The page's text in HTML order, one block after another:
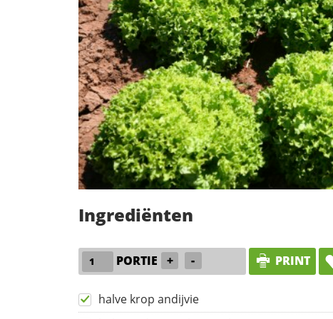
Ingrediënten
PORTIE + - PRINT
halve krop andijvie